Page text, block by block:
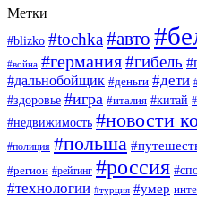
Метки
#blizko #tochka#авто
#война #германия#гибель
#дальнобойщик #деньги #дети
#здоровье #игра #италия #китай
#недвижимость #новости
#полиция #польша
#регион #рейтинг #россия
#технологии #турция #умер